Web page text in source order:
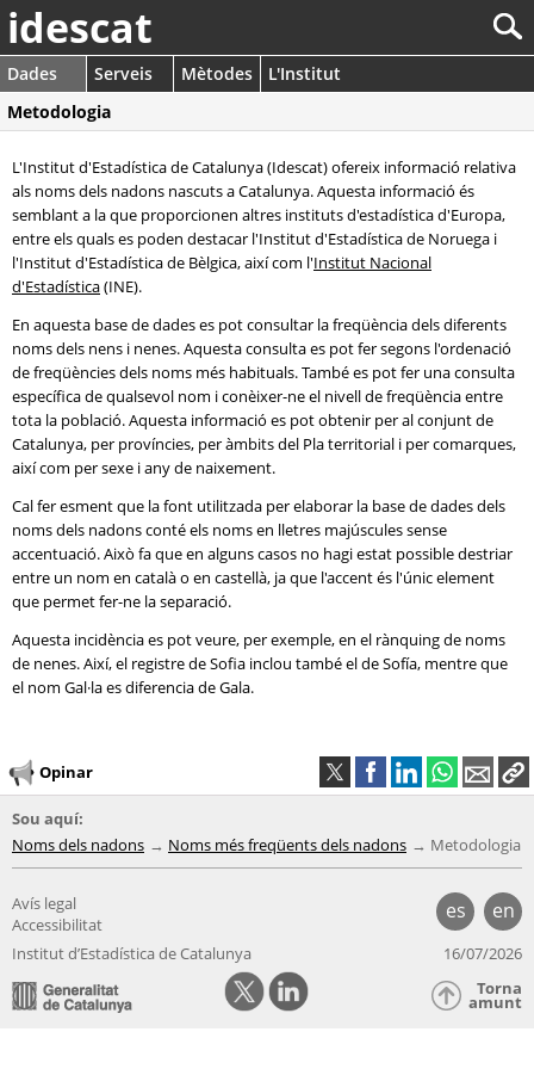
idescat
Dades Serveis Mètodes
L'Institut
Metodologia
L'Institut d'Estadística de Catalunya (Idescat) ofereix informació relativa
als noms dels nadons nascuts a Catalunya. Aquesta informació és
semblant a la que proporcionen altres instituts d'estadística d'Europa,
entre els quals es poden destacar l'Institut d'Estadística de Noruega i
l'Institut d'Estadística de Bèlgica, així com l'Institut Nacional
d'Estadística(INE).
En aquesta base de dades es pot consultar la freqüència dels diferents
noms dels nens i nenes. Aquesta consulta es pot fer segons l'ordenació
de freqüències dels noms més habituals. També es pot fer una consulta
específica de qualsevol nom i conèixer-ne el nivell de freqüència entre
tota la població. Aquesta informació es pot obtenir per al conjunt de
Catalunya, per províncies, per àmbits del Pla territorial i per comarques,
així com per sexe i any de naixement.
Cal fer esment que la font utilitzada per elaborar la base de dades dels
noms dels nadons conté els noms en lletres majúscules sense
accentuació. Això fa que en alguns casos no hagi estat possible destriar
entre un nom en català o en castellà, ja que l'accent és l'únic element
que permet fer-ne la separació.
Aquesta incidència es pot veure, per exemple, en el rànquing de noms
de nenes. Així, el registre de Sofia inclou també el de Sofía, mentre que
el nom Gal·la es diferencia de Gala.
Opinar
Sou aquí:
Noms dels nadons
Noms més freqüents dels nadons Metodologia
es en
Avís legal
Accessibilitat
Institut d’Estadística de Catalunya
16/07/2026
Torna
amunt